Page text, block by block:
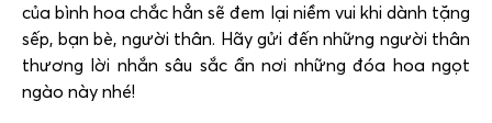
của bình hoa chắc hẳn sẽ đem lại niềm vui khi dành tặng
sếp, bạn bè, người thân. Hãy gửi đến những người thân
thương lời nhắn sâu sắc ẩn nơi những đóa hoa ngọt
ngào này nhé!